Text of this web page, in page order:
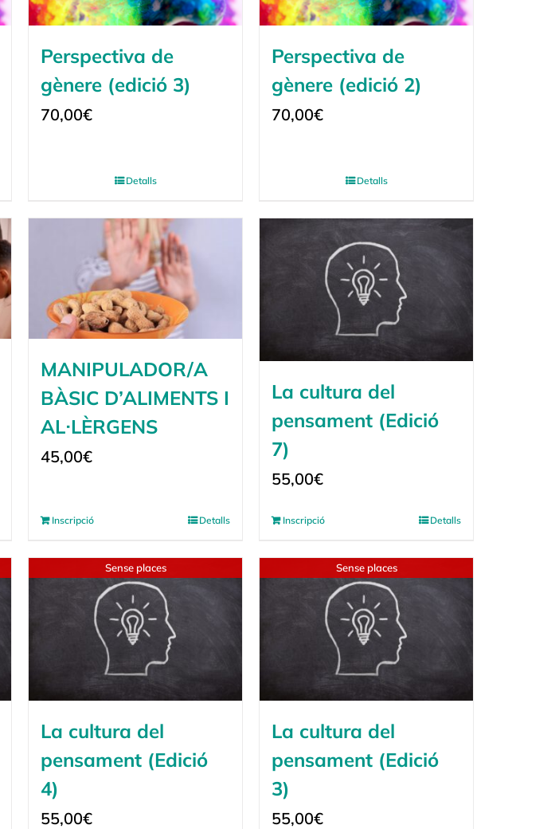
Perspectiva de
gènere (edició 3)
70,00€
Detalls
Perspectiva de
gènere (edició 2)
70,00€
Detalls
MANIPULADOR/A
BÀSIC D’ALIMENTS I
AL·LÈRGENS
45,00€
Inscripció Detalls
La cultura del
pensament (Edició
7)
55,00€
Inscripció Detalls
Sense places
La cultura del
pensament (Edició
4)
55,00€
Sense places
La cultura del
pensament (Edició
3)
55,00€